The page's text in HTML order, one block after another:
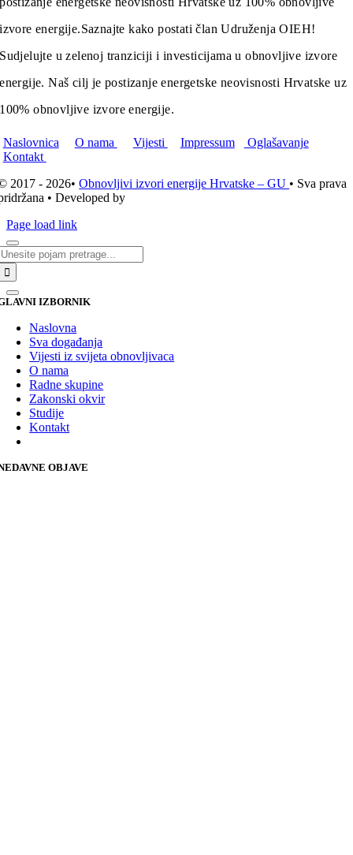
izvore energije.Saznajte kako postati član Udruženja OIEH!
Sudjelujte u zelenoj tranziciji i investicijama u obnovljive izvore
energije. Naš cilj je postizanje energetske neovisnosti Hrvatske uz
100% obnovljive izvore energije.
Naslovnica O nama Vijesti Impressum
Oglašavanje
Kontakt
2017 - 2026•Obnovljivi izvori energije Hrvatske – GU • Sva prava
• Developed by
Page load link
IZBORNIK
Naslovna
Sva događanja
Vijesti iz svijeta obnovljivaca
O nama
Radne skupine
Zakonski okvir
Studije
Kontakt
OBJAVE